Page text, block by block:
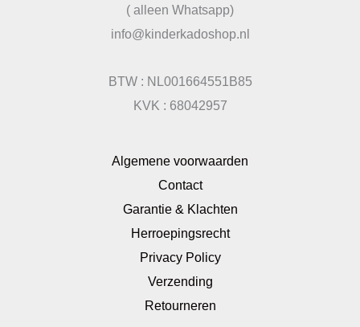
( alleen Whatsapp)
info@kinderkadoshop.nl
BTW : NL001664551B85
KVK : 68042957
Algemene voorwaarden
Contact
Garantie & Klachten
Herroepingsrecht
Privacy Policy
Verzending
Retourneren